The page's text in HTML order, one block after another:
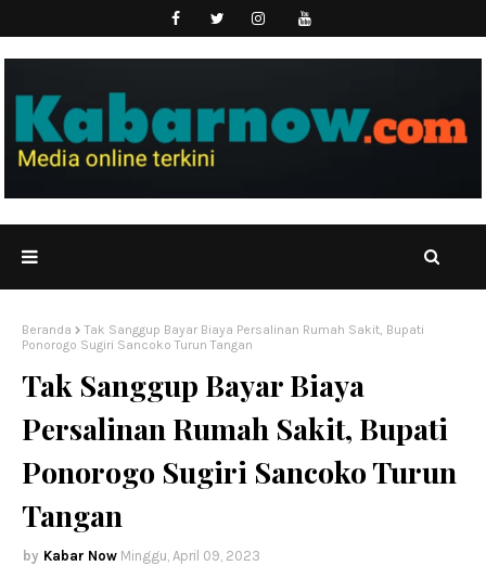
Beranda
Tak Sanggup Bayar Biaya Persalinan Rumah Sakit, Bupati
Ponorogo Sugiri Sancoko Turun Tangan
Tak Sanggup Bayar Biaya
Persalinan Rumah Sakit, Bupati
Ponorogo Sugiri Sancoko Turun
Tangan
Kabar Now Minggu, April 09, 2023